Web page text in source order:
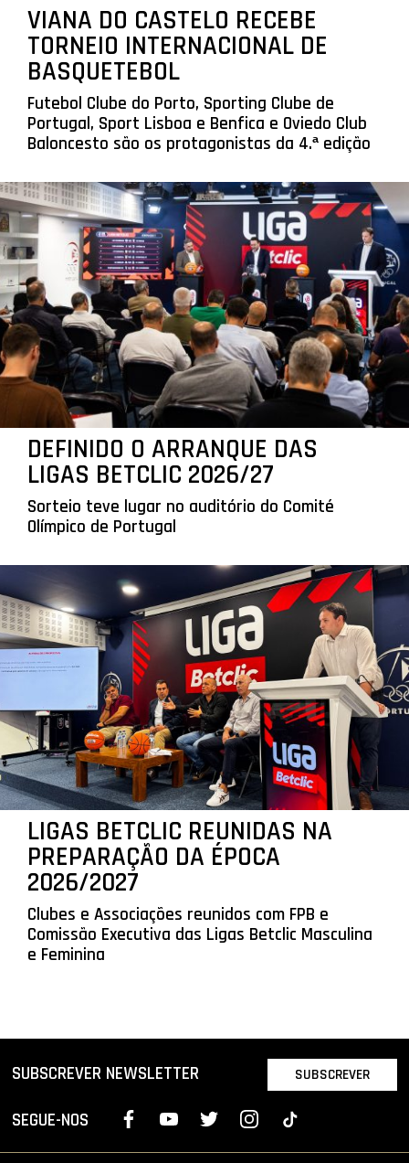
VIANA DO CASTELO RECEBE
TORNEIO INTERNACIONAL DE
BASQUETEBOL
Futebol Clube do Porto, Sporting Clube de
Portugal, Sport Lisboa e Benfica e Oviedo Club
Baloncesto são os protagonistas da 4.ª edição
DEFINIDO O ARRANQUE DAS
LIGAS BETCLIC 2026/27
Sorteio teve lugar no auditório do Comité
Olímpico de Portugal
LIGAS BETCLIC REUNIDAS NA
PREPARAÇÃO DA ÉPOCA
2026/2027
Clubes e Associações reunidos com FPB e
Comissão Executiva das Ligas Betclic Masculina
e Feminina
SUBSCREVER NEWSLETTER SUBSCREVER
SEGUE-NOS